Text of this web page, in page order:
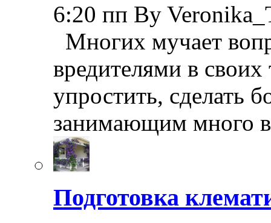
6:20 пп By
Многих мучает
вредителями в своих
упростить, сделать
занимающим много
Подготовка